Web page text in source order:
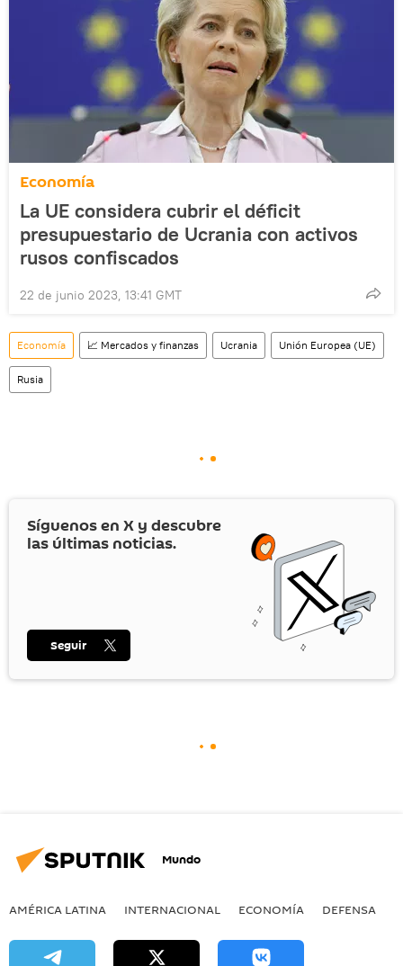
Economía
La UE considera cubrir el déficit
presupuestario de Ucrania con activos
rusos confiscados
22 de junio 2023, 13:41 GMT
Economía 📈 Mercados y finanzas Ucrania Unión Europea (UE)
Rusia
Síguenos en X y descubre
las últimas noticias.
Seguir
Mundo
AMÉRICA LATINA INTERNACIONAL ECONOMÍA DEFENSA